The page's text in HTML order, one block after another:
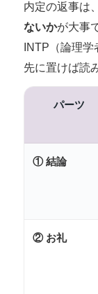
内定の返事は
ないかが大事
INTP（論理
先に置けば読
パーツ
① 結論
② お礼